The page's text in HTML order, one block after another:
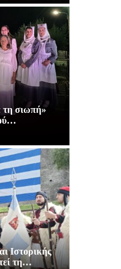
τη σιωπή»
Ιστορικής
τη…